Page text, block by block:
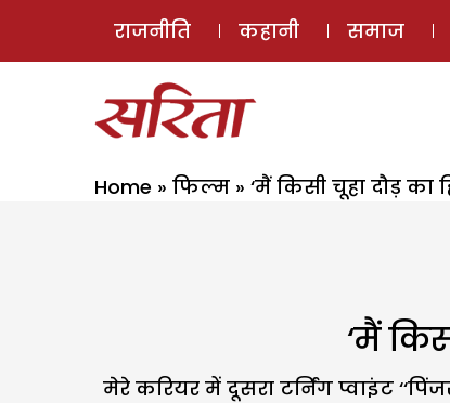
राजनीति कहानी समाज
Home » फिल्म » ‘मैं किसी चूहा दौड़ का
‘मैं
मेरे करियर में दूसरा टर्निंग प्वाइंट